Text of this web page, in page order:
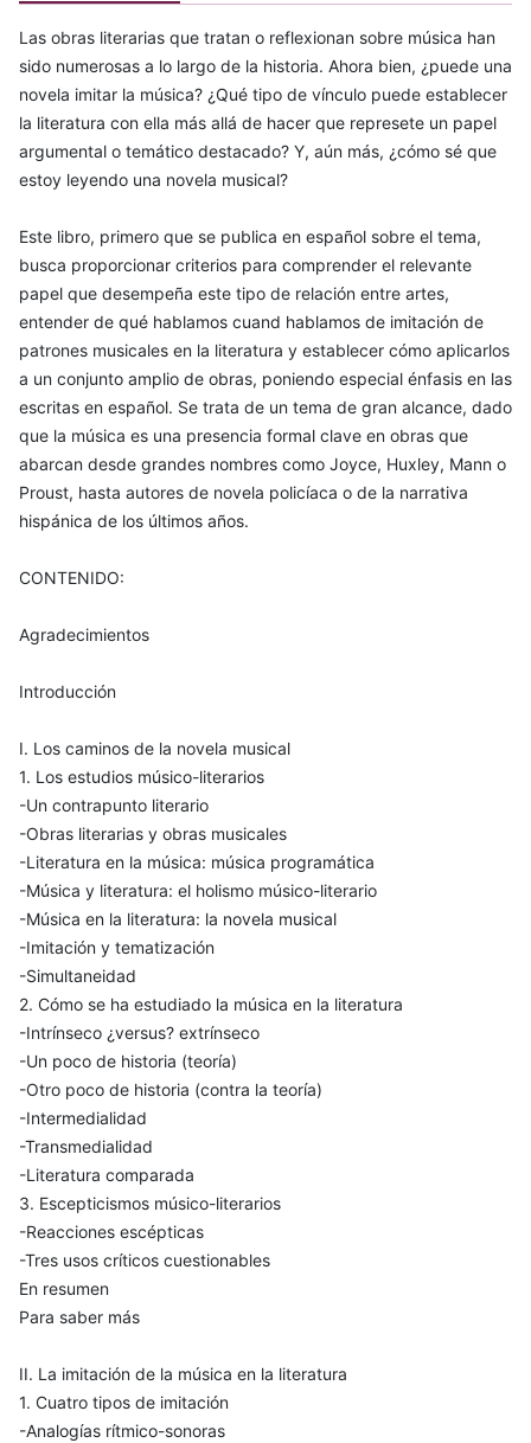
Las obras literarias que tratan o reflexionan sobre música han
sido numerosas a lo largo de la historia. Ahora bien, ¿puede una
novela imitar la música? ¿Qué tipo de vínculo puede establecer
la literatura con ella más allá de hacer que represete un papel
argumental o temático destacado? Y, aún más, ¿cómo sé que
estoy leyendo una novela musical?
Este libro, primero que se publica en español sobre el tema,
busca proporcionar criterios para comprender el relevante
papel que desempeña este tipo de relación entre artes,
entender de qué hablamos cuand hablamos de imitación de
patrones musicales en la literatura y establecer cómo aplicarlos
a un conjunto amplio de obras, poniendo especial énfasis en las
escritas en español. Se trata de un tema de gran alcance, dado
que la música es una presencia formal clave en obras que
abarcan desde grandes nombres como Joyce, Huxley, Mann o
Proust, hasta autores de novela policíaca o de la narrativa
hispánica de los últimos años.
CONTENIDO:
Agradecimientos
Introducción
I. Los caminos de la novela musical
1. Los estudios músico-literarios
-Un contrapunto literario
-Obras literarias y obras musicales
-Literatura en la música: música programática
-Música y literatura: el holismo músico-literario
-Música en la literatura: la novela musical
-Imitación y tematización
-Simultaneidad
2. Cómo se ha estudiado la música en la literatura
-Intrínseco ¿versus? extrínseco
-Un poco de historia (teoría)
-Otro poco de historia (contra la teoría)
-Intermedialidad
-Transmedialidad
-Literatura comparada
3. Escepticismos músico-literarios
-Reacciones escépticas
-Tres usos críticos cuestionables
En resumen
Para saber más
II. La imitación de la música en la literatura
1. Cuatro tipos de imitación
-Analogías rítmico-sonoras